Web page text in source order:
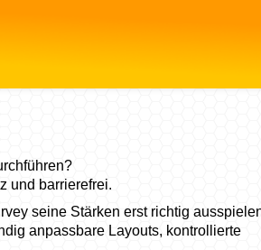
und barrierefrei.
seine Stärken erst richtig
anpassbare Layouts, kontrollierte